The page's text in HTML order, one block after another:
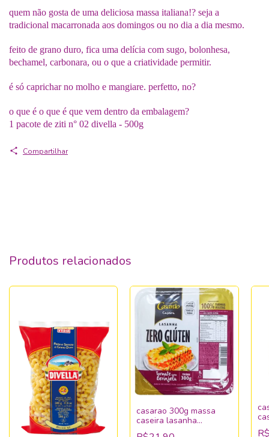
quem não gosta de uma deliciosa massa italiana!? seja a
tradicional macarronada aos domingos ou no dia a dia mesmo.
feito de grano duro, fica uma delícia com sugo, bolonhesa,
bechamel, carbonara, ou o que a criatividade permitir.
é só caprichar no molho e mangiare. perfetto, no?
o que é o que é que vem dentro da embalagem?
1 pacote de ziti n° 02 divella - 500g
Compartilhar
Produtos relacionados
casarao 300g massa
caseira lasanha
tomat.berinjela